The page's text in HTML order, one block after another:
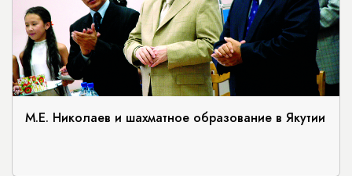
М.Е. Николаев и шахматное образование в Якутии